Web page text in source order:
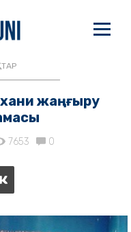
жаңғыру
7653 0